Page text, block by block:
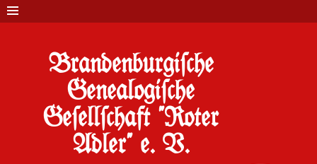
Brandenburgi#che
Genealogi#che
Ge#ell#chaft "Roter
Adler" e. V.